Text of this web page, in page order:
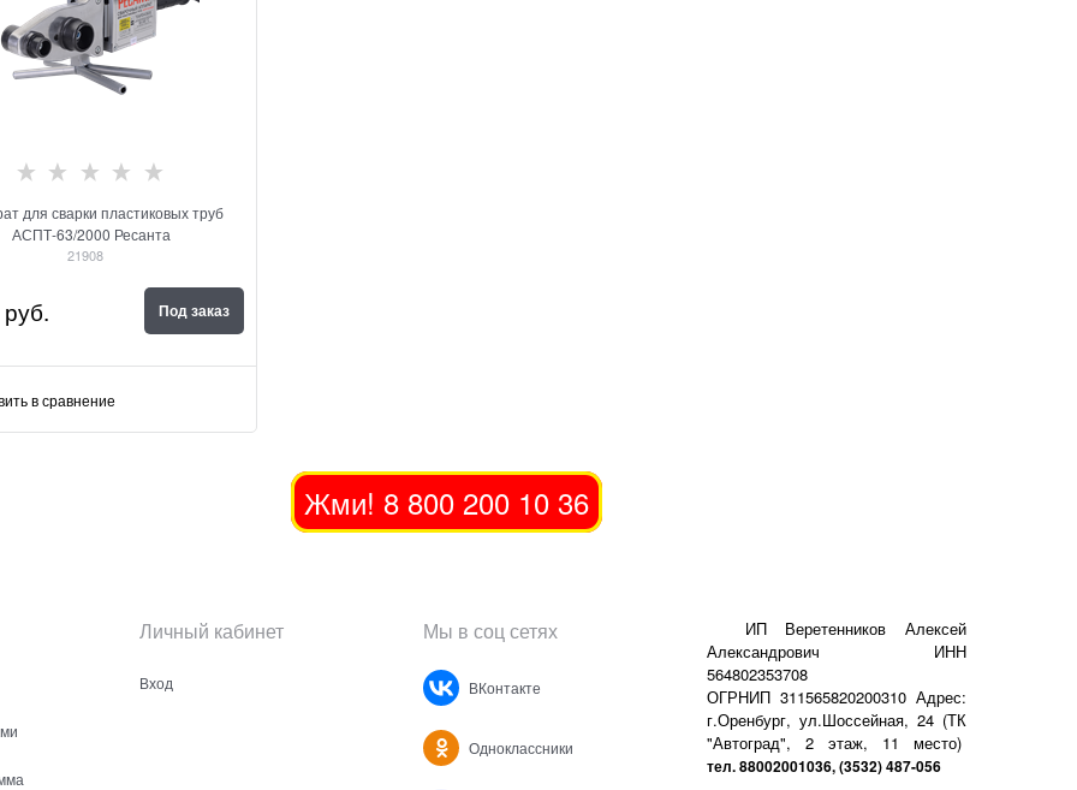
для сварки пластиковых труб
АСПТ-63/2000 Ресанта
21908
руб. Под заказ
в сравнение
Жми! 8 800 200 10 36
Личный кабинет
Вход
Мы в соц сетях
ВКонтакте
Одноклассники
ИП Веретенников Алексей
Александрович ИНН
564802353708
ОГРНИП 311565820200310 Адрес:
г.Оренбург, ул.Шоссейная, 24 (ТК
"Автоград", 2 этаж, 11 место)
тел. 88002001036, (3532) 487-056